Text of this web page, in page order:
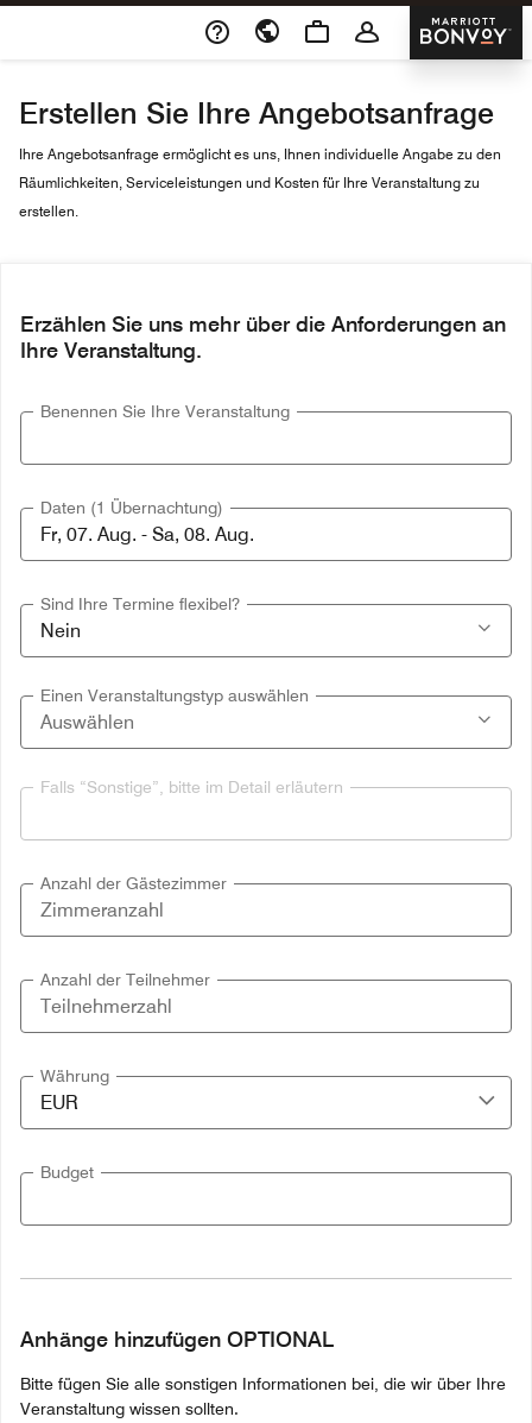
Skip To Content
Marriott
Erstellen Sie Ihre Angebotsanfrage
Ihre Angebotsanfrage ermöglicht es uns, Ihnen individuelle Angabe zu den
Räumlichkeiten, Serviceleistungen und Kosten für Ihre Veranstaltung zu
erstellen.
Erzählen Sie uns mehr über die Anforderungen an
Ihre Veranstaltung.
Benennen Sie Ihre Veranstaltung
Daten (1 Übernachtung)
Sind Ihre Termine flexibel?
Einen Veranstaltungstyp auswählen
Falls “Sonstige”, bitte im Detail erläutern
Anzahl der Gästezimmer
Anzahl der Teilnehmer
Währung
Budget
Anhänge hinzufügen OPTIONAL
Bitte fügen Sie alle sonstigen Informationen bei, die wir über Ihre
Veranstaltung wissen sollten.